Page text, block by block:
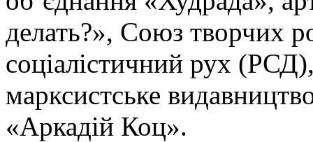
делать?», Союз творчих
соціалістичний рух
марксистське
«Аркадій Коц».